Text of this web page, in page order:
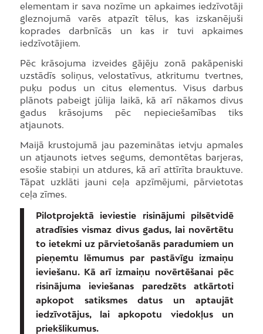
elementam ir sava nozīme un apkaimes iedzīvotāji
gleznojumā varēs atpazīt tēlus, kas izskanējuši
koprades darbnīcās un kas ir tuvi apkaimes
iedzīvotājiem.
Pēc krāsojuma izveides gājēju zonā pakāpeniski
uzstādīs soliņus, velostatīvus, atkritumu tvertnes,
puķu podus un citus elementus. Visus darbus
plānots pabeigt jūlija laikā, kā arī nākamos divus
gadus krāsojums pēc nepieciešamības tiks
atjaunots.
Maijā krustojumā jau pazeminātas ietvju apmales
un atjaunots ietves segums, demontētas barjeras,
esošie stabiņi un atdures, kā arī attīrīta brauktuve.
Tāpat uzklāti jauni ceļa apzīmējumi, pārvietotas
ceļa zīmes.
Pilotprojektā ieviestie risinājumi pilsētvidē
atradīsies vismaz divus gadus, lai novērtētu
to ietekmi uz pārvietošanās paradumiem un
pieņemtu lēmumus par pastāvīgu izmaiņu
ieviešanu. Kā arī izmaiņu novērtēšanai pēc
risinājuma ieviešanas paredzēts atkārtoti
apkopot satiksmes datus un aptaujāt
iedzīvotājus, lai apkopotu viedokļus un
priekšlikumus.